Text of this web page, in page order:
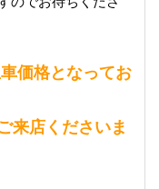
価格となってお
来店くださいま